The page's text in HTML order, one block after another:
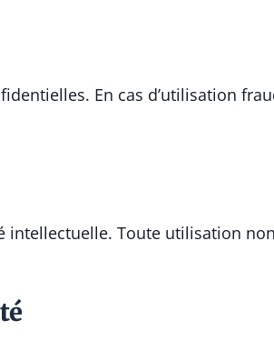
En cas d’utilisation
Toute utilisation